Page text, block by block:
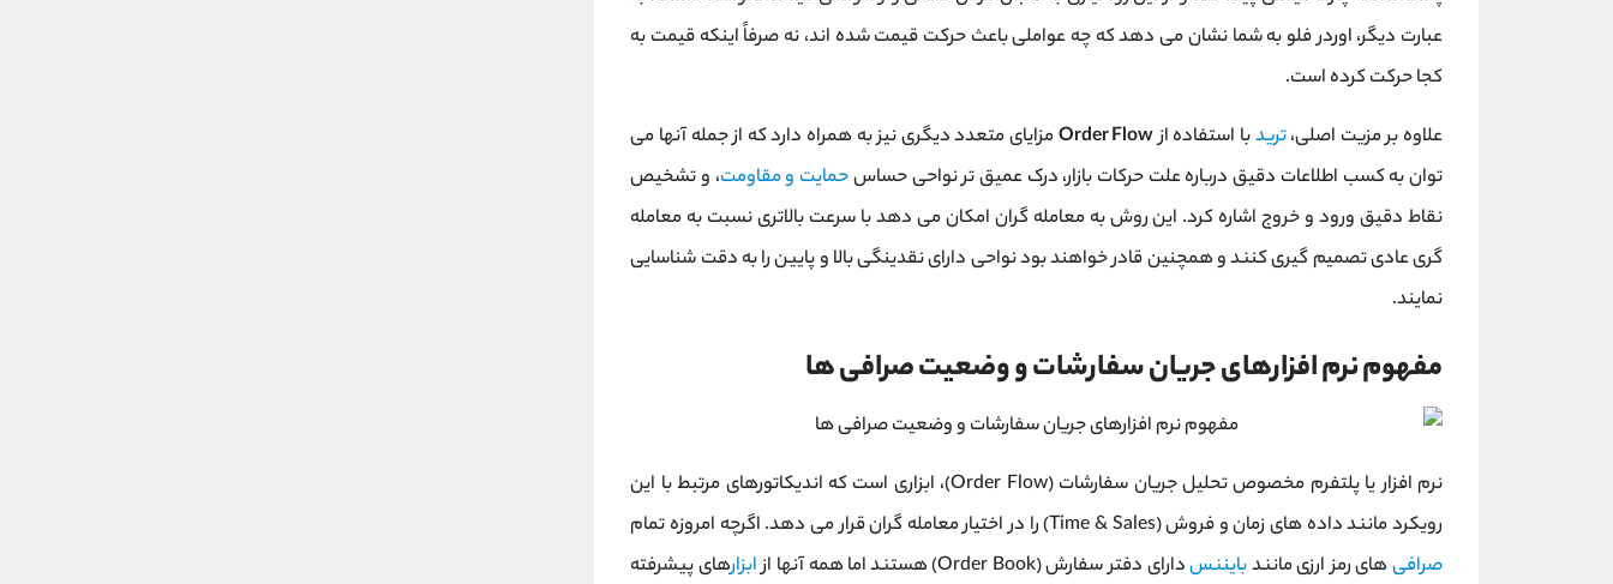
عبارت دیگر، اوردر فلو به شما نشان می ‌دهد که چه عواملی باعث حرکت قیمت شده‌ اند، نه صرفاً اینکه قیمت به
کجا حرکت کرده است.
علاوه بر مزیت اصلی،تریدبا استفاده ازOrder Flowمزایای متعدد دیگری نیز به همراه دارد که از جمله آنها می
‌توان به کسب اطلاعات دقیق درباره علت حرکات بازار، درک عمیق ‌تر نواحی حساسحمایت و مقاومت، و تشخیص
نقاط دقیق ورود و خروج اشاره کرد. این روش به معامله‌ گران امکان می ‌دهد با سرعت بالاتری نسبت به معامله
‌گری عادی تصمیم‌ گیری کنند و همچنین قادر خواهند بود نواحی دارای نقدینگی بالا و پایین را به دقت شناسایی
نمایند.
مفهوم نرم‌ افزارهای جریان سفارشات و وضعیت صرافی‌ ها
نرم‌ افزار یا پلتفرم مخصوص تحلیل جریان سفارشات (Order Flow)، ابزاری است که اندیکاتورهای مرتبط با این
رویکرد مانند داده‌ های زمان و فروش (Time & Sales) را در اختیار معامله‌ گران قرار می‌ دهد. اگرچه امروزه تمام
صرافی‌های رمز ارزی مانندبایننسدارای دفتر سفارش (Order Book) هستند اما همه آنها از ابزارهای پیشرفته